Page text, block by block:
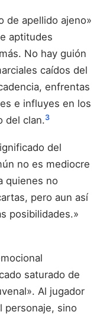
de apellido ajeno»
aptitudes
No hay guión
caídos del
enfrentas
e influyes en los
del clan.3
del
no es mediocre
quienes no
pero aun así
posibilidades.»
saturado de
Al jugador
personaje, sino